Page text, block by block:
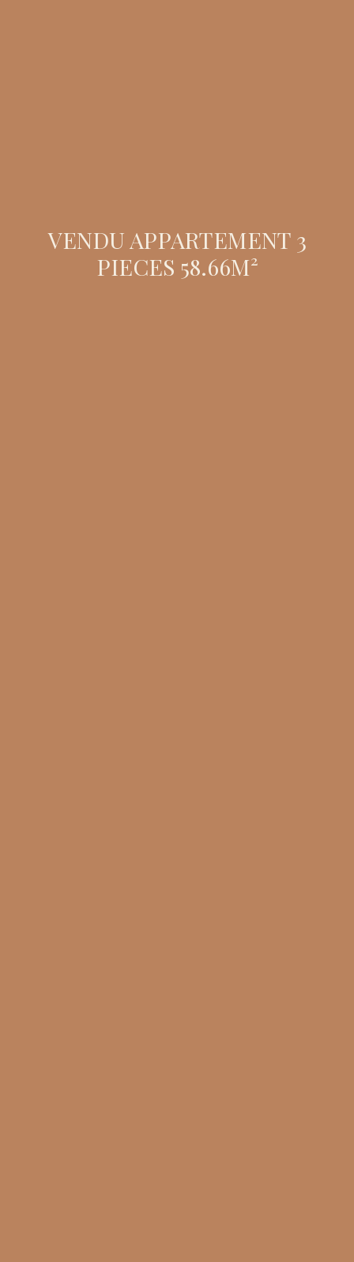
VENDU APPARTEMENT 3
PIECES 58.66M²